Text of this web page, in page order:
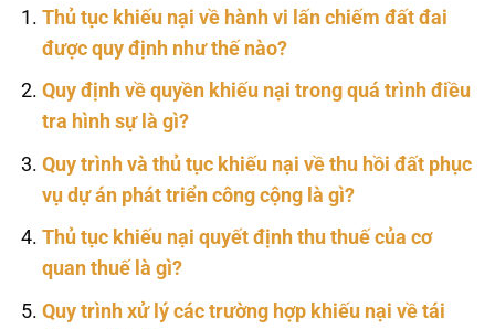
Thủ tục khiếu nại về hành vi lấn chiếm đất đai
được quy định như thế nào?
Quy định về quyền khiếu nại trong quá trình điều
tra hình sự là gì?
Quy trình và thủ tục khiếu nại về thu hồi đất phục
vụ dự án phát triển công cộng là gì?
Thủ tục khiếu nại quyết định thu thuế của cơ
quan thuế là gì?
Quy trình xử lý các trường hợp khiếu nại về tái